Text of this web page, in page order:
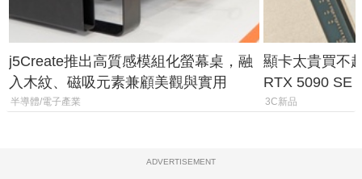
j5Create推出高質感模組化螢幕桌，融
入木紋、磁吸元素兼顧美觀與實用
半導體/電子產業
顯卡太貴買不
RTX 5090 SE
體
3C新品
ADVERTISEMENT